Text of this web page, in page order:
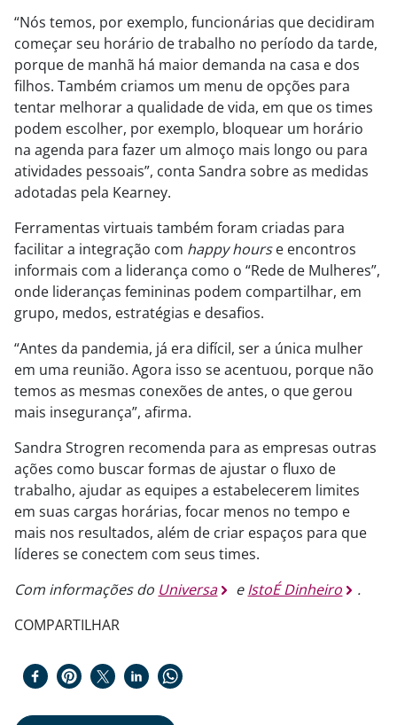
“Nós temos, por exemplo, funcionárias que decidiram
começar seu horário de trabalho no período da tarde,
porque de manhã há maior demanda na casa e dos
filhos. Também criamos um menu de opções para
tentar melhorar a qualidade de vida, em que os times
podem escolher, por exemplo, bloquear um horário
na agenda para fazer um almoço mais longo ou para
atividades pessoais”, conta Sandra sobre as medidas
adotadas pela Kearney.
Ferramentas virtuais também foram criadas para
facilitar a integração com happy hourse encontros
informais com a liderança como o “Rede de Mulheres”,
onde lideranças femininas podem compartilhar, em
grupo, medos, estratégias e desafios.
“Antes da pandemia, já era difícil, ser a única mulher
em uma reunião. Agora isso se acentuou, porque não
temos as mesmas conexões de antes, o que gerou
mais insegurança”, afirma.
Sandra Strogren recomenda para as empresas outras
ações como buscar formas de ajustar o fluxo de
trabalho, ajudar as equipes a estabelecerem limites
em suas cargas horárias, focar menos no tempo e
mais nos resultados, além de criar espaços para que
líderes se conectem com seus times.
Com informações do Universa eIstoÉ Dinheiro
.
COMPARTILHAR